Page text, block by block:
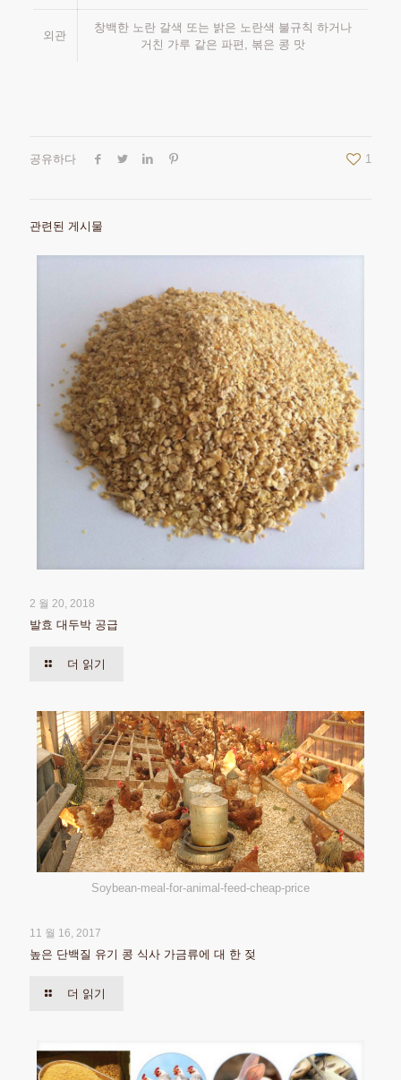
외관
창백한 노란 갈색 또는 밝은 노란색 불규칙 하거나
거친 가루 같은 파편, 볶은 콩 맛
공유하다 1
관련된 게시물
2 월 20, 2018
발효 대두박 공급
더 읽기
Soybean-meal-for-animal-feed-cheap-price
11 월 16, 2017
높은 단백질 유기 콩 식사 가금류에 대 한 젖
더 읽기